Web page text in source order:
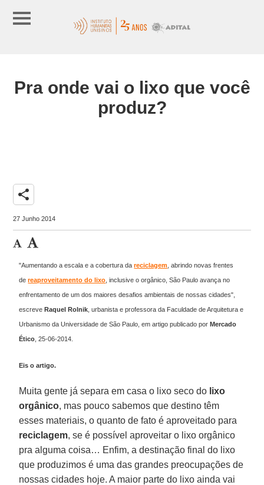
Pra onde vai o lixo que você
produz?
share
27 Junho 2014
"Aumentando a escala e a cobertura dareciclagem , abrindo novas frentes
dereaproveitamento do lixo , inclusive o orgânico, São Paulo avança no
enfrentamento de um dos maiores desafios ambientais de nossas cidades",
escreveRaquel Rolnik ,urbanista e professora da Faculdade de Arquitetura e
Urbanismo da Universidade de São Paulo, em artigo publicado porMercado
Ético ,25-06-2014.
Eis o artigo.
Muita gente já separa em casa o lixo seco do lixo
orgânico, mas pouco sabemos que destino têm
esses materiais, o quanto de fato é aproveitado para
reciclagem, se é possível aproveitar o lixo orgânico
pra alguma coisa… Enfim, a destinação final do lixo
que produzimos é uma das grandes preocupações de
nossas cidades hoje. A maior parte do lixo ainda vai